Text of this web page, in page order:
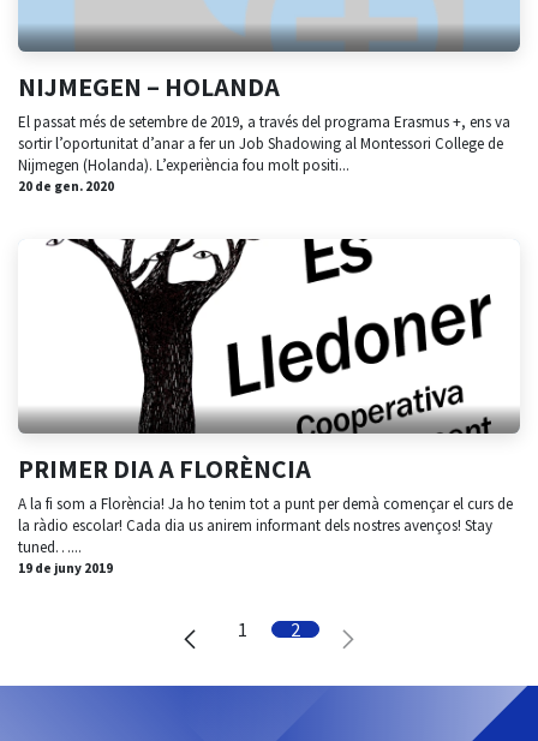
NIJMEGEN – HOLANDA
El passat més de setembre de 2019, a través del programa Erasmus +, ens va
sortir l’oportunitat d’anar a fer un Job Shadowing al Montessori College de
Nijmegen (Holanda). L’experiència fou molt positi...
20 de gen. 2020
PRIMER DIA A FLORÈNCIA
A la fi som a Florència! Ja ho tenim tot a punt per demà començar el curs de
la ràdio escolar! Cada dia us anirem informant dels nostres avenços! Stay
tuned…...
19 de juny 2019
1 2